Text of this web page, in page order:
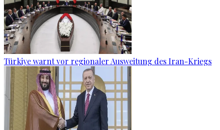
Türkiye warnt vor regionaler Ausweitung des Iran-Kriegs